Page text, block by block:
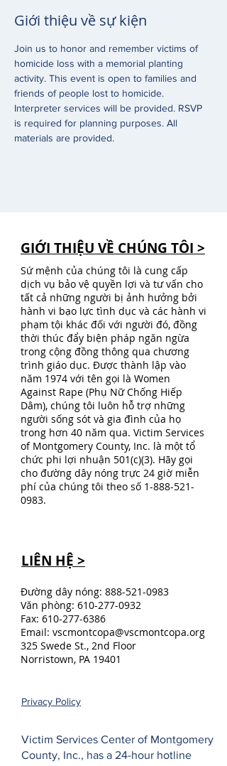
Giới thiệu về sự kiện
Join us to honor and remember victims of
homicide loss with a memorial planting
activity. This event is open to families and
friends of people lost to homicide.
Interpreter services will be provided. RSVP
is required for planning purposes. All
materials are provided.
GIỚI THIỆU VỀ CHÚNG TÔI >
Sứ mệnh của chúng tôi là cung cấp
dịch vụ bảo vệ quyền lợi và tư vấn cho
tất cả những người bị ảnh hưởng bởi
hành vi bạo lực tình dục và các hành vi
phạm tội khác đối với người đó, đồng
thời thúc đẩy biện pháp ngăn ngừa
trong cộng đồng thông qua chương
trình giáo dục. Được thành lập vào
năm 1974 với tên gọi là Women
Against Rape (Phụ Nữ Chống Hiếp
Dâm), chúng tôi luôn hỗ trợ những
người sống sót và gia đình của họ
trong hơn 40 năm qua. Victim Services
of Montgomery County, Inc. là một tổ
chức phi lợi nhuận 501(c)(3). Hãy gọi
cho đường dây nóng trực 24 giờ miễn
phí của chúng tôi theo số 1-888-521-
0983.
LIÊN HỆ >
Đường dây nóng: 888-521-0983
Văn phòng: 610-277-0932
Fax: 610-277-6386
Email: vscmontcopa@vscmontcopa.org
325 Swede St., 2nd Floor
Norristown, PA 19401
Privacy Policy
Victim Services Center of Montgomery
County, Inc., has a 24-hour hotline